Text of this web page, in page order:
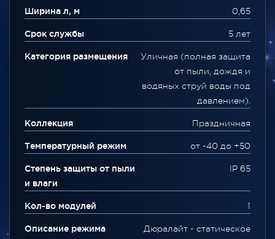
Ширина л, м 0,65
Срок службы 5 лет
Категория размещения
Уличная (полная защита
от пыли, дождя и
водяных струй воды под
давлением).
Коллекция Праздничная
Температурный режим от -40 до +50
Степень защиты от пыли
и влаги
IP 65
Кол-во модулей 1
Описание режима
Дюралайт - статическое